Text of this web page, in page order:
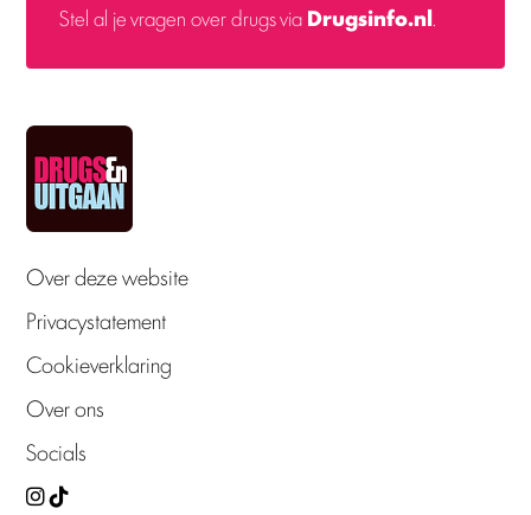
Stel al je vragen over drugs viaDrugsinfo.nl
Over deze website
Privacystatement
Cookieverklaring
Over ons
Socials